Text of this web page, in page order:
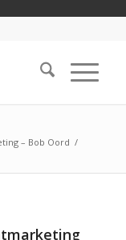
– Bob Oord /